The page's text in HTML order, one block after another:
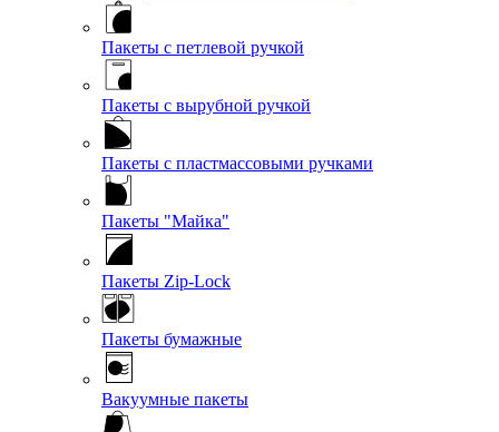
Пакеты с петлевой ручкой
Пакеты с вырубной ручкой
Пакеты с пластмассовыми ручками
Пакеты "Майка"
Пакеты Zip-Lock
Пакеты бумажные
Вакуумные пакеты